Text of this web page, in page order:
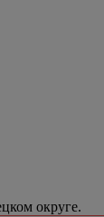
округе.